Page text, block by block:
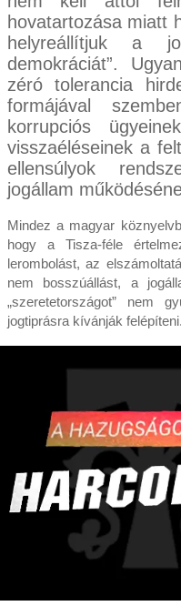
hovatartozása miatt
helyreállítjuk a
demokráciát”.
zéró tolerancia
formájával
korrupciós
visszaéléseinek a
ellensúlyok
jogállam
Mindez a magyar
hogy a Tisza-féle
lerombolást, az
nem bosszúállást, a
„szeretetországot” nem
jogtiprásra kívánják felépíteni.